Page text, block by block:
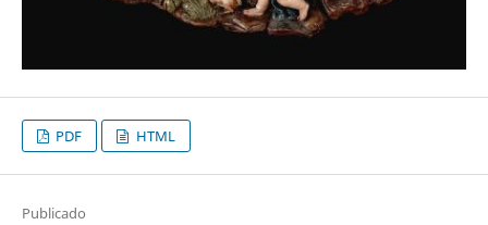
PDF HTML
Publicado